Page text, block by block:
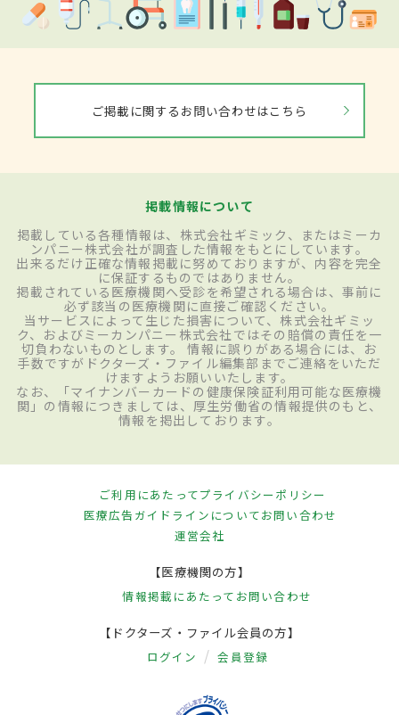
ご掲載に関するお問い合わせはこちら
掲載情報について
掲載している各種情報は、株式会社ギミック、またはミーカ
ンパニー株式会社が調査した情報をもとにしています。
出来るだけ正確な情報掲載に努めておりますが、内容を完全
に保証するものではありません。
掲載されている医療機関へ受診を希望される場合は、事前に
必ず該当の医療機関に直接ご確認ください。
当サービスによって生じた損害について、株式会社ギミッ
ク、およびミーカンパニー株式会社ではその賠償の責任を一
切負わないものとします。 情報に誤りがある場合には、お
手数ですがドクターズ・ファイル編集部までご連絡をいただ
けますようお願いいたします。
なお、「マイナンバーカードの健康保険証利用可能な医療機
関」の情報につきましては、厚生労働省の情報提供のもと、
情報を掲出しております。
ご利用にあたってプライバシーポリシー
医療広告ガイドラインについてお問い合わせ
運営会社
【医療機関の方】
情報掲載にあたって お問い合わせ
【ドクターズ・ファイル会員の方】
ログイン 会員登録